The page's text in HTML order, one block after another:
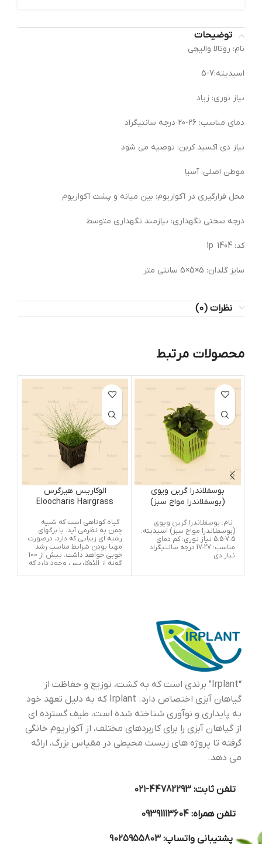
توضیحات
نام: روتالا والیچی
اسیدیته:7-5
نیاز نوری: زیاد
دمای مناسب: 26-20 درجه سانتیگراد
نیاز دی اکسید کربن: توصیه می شود
موطن اصلی: آسیا
محل قرارگیری در آکواریوم: بین میانه و پشت آکواریوم
درجه سختی نگهداری: نیازمند نگهداری متوسط
کد: 1404 1p
سایز گلدان: 5×5×5 سانتی متر
نظرات (0)
محصولات مرتبط
بوسفلاندرا گرین ویوی
(بوسفلاندرا مواج سبز)
Wavy
نام: بوسفلاندرا گرین ویوی
(بوسفلاندرا مواج سبز) اسیدیته:
7.5-5.5 نیاز نوری: کم دمای
مناسب: 27-17 درجه سانتیگراد
نیاز دی
الوکاریس هیرگرس
Eloocharis Hairgrass
گیاه کوتاهی است که شبیه
چمن به نظرمی آید. با برگهای
رشته ای زیبایی که دارد، درصورت
مهیا بودن شرایط مناسب رشد
خوبی خواهد داشت. بیش از 100
گونه از الئوکاریس وجود دارد که
است.
“Irplant” برندی است که به کشت، توزیع و حفاظت از
گیاهان آبزی اختصاص دارد. Irplant که به دلیل تعهد خود
به پایداری و نوآوری شناخته شده است، طیف گسترده ای
از گیاهان آبزی را برای کاربردهای مختلف، از آکواریوم خانگی
گرفته تا پروژه های زیست محیطی در مقیاس بزرگ، ارائه
می دهد.
تلفن ثابت:44782293-۰۲۱
تلفن همراه:09391113604
پشتیبانی واتساپ:9025955803